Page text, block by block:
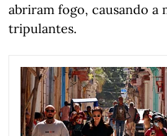
abriram fogo, causando a
tripulantes.